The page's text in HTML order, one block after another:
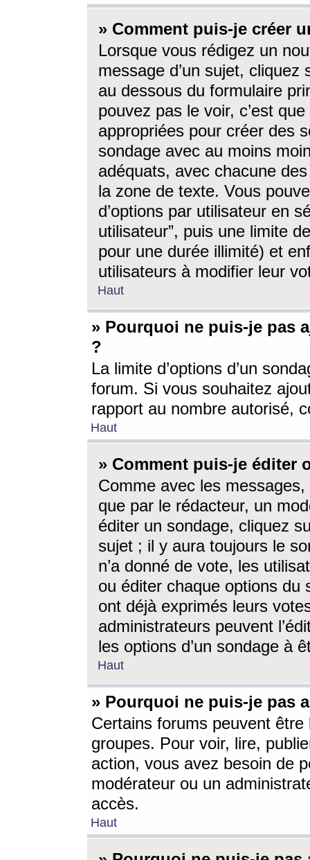
» Comment puis-je créer
Lorsque vous rédigez un
message d’un sujet, cliquez
au dessous du formulaire
pouvez pas le voir, c’est
appropriées pour créer des
sondage avec au moins
adéquats, avec chacune
la zone de texte. Vous
d’options par utilisateur en
utilisateur”, puis une limite
pour une durée illimité) et
utilisateurs à modifier leur
Haut
» Pourquoi ne puis-je pas
?
La limite d’options d’un
forum. Si vous souhaitez
rapport au nombre autorisé,
Haut
» Comment puis-je éditer
Comme avec les
que par le rédacteur, un
éditer un sondage, cliquez
sujet ; il y aura toujours le
n’a donné de vote, les
ou éditer chaque options du
ont déjà exprimés leurs
administrateurs peuvent
les options d’un sondage à
Haut
» Pourquoi ne puis-je pas
Certains forums peuvent être
groupes. Pour voir, lire,
action, vous avez besoin de
modérateur ou un
accès.
Haut